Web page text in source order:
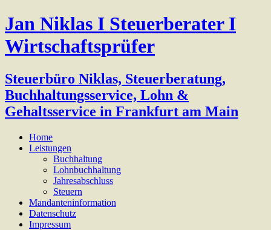
Jan Niklas I Steuerberater I
Wirtschaftsprüfer
Steuerbüro Niklas, Steuerberatung,
Buchhaltungsservice, Lohn &
Gehaltsservice in Frankfurt am Main
Home
Leistungen
Buchhaltung
Lohnbuchhaltung
Jahresabschluss
Steuern
Mandanteninformation
Datenschutz
Impressum